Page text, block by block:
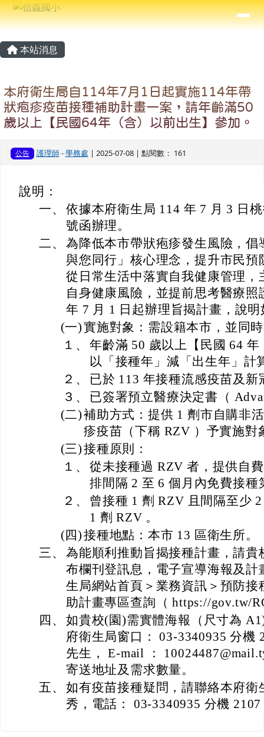
跳至主內容區
信義國小
⏸
導覽列
主內容區域
本站消息
本府衛生局自114年7月1日起實施114年帶
狀疱疹疫苗接種補助計畫一案，請年齡滿50
歲以上【民國64年（含）以前出生】參加。
公告 護理師-學務處 | 2025-07-08 | 點閱數： 161
說明：
一、 依據本府衛生局 114 年 7 月 3 日
號函辦理。
二、 為降低本市帶狀疱疹發生風險，
與您同行」核心理念，提升市民
從日常生活中落實自我健康管理
自身健康風險，並提前思考醫療
年 7 月 1 日起辦理旨揭計畫，說明
(一)實施對象：需設籍本市，並同
１、 年齡滿 50 歲以上【民國 64
以「接種年」減「出生年」計
２、
已於 113 年接種流感疫苗及新
３、
已簽署預立醫療決定書（
(二)補助方式：提供 1 劑市自購非
疹疫苗（下稱 RZV ）予實施對
(三)接種原則：
１、 從未接種過 RZV 者，提供自
排間隔 2 至 6 個月內免費接種
２、
曾接種 1 劑 RZV 且間隔至少
1 劑 RZV 。
(四)接種地點：本市 13 區衛生所。
三、 為能順利推動旨揭接種計畫，請
布欄刊登訊息，電子宣導海報及
生局網站首頁＞業務資訊＞預防
助計畫專區查詢（ https://gov.tw/
四、 如貴校(園)需實體海報（尺寸為
府衛生局窗口： 03-3340935 分機
先生， E-mail ：
寄送地址及需求數量。
五、 如有疫苗接種疑問，請聯絡本府
秀，電話： 03-3340935 分機 2107
頁尾區域